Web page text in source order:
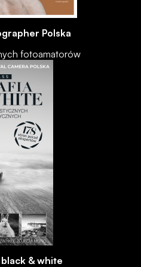
Polska
fotoamatorów
& white